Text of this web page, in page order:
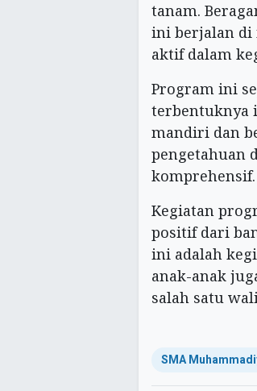
tanam.
ini berjalan di
aktif dalam
Program ini
terbentuknya
mandiri dan
pengetahuan
komprehensif.
Kegiatan
positif dari
ini adalah
anak-anak
salah satu
SMA